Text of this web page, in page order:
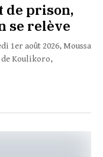
de prison,
se relève
1er août 2026, Moussa
de Koulikoro,